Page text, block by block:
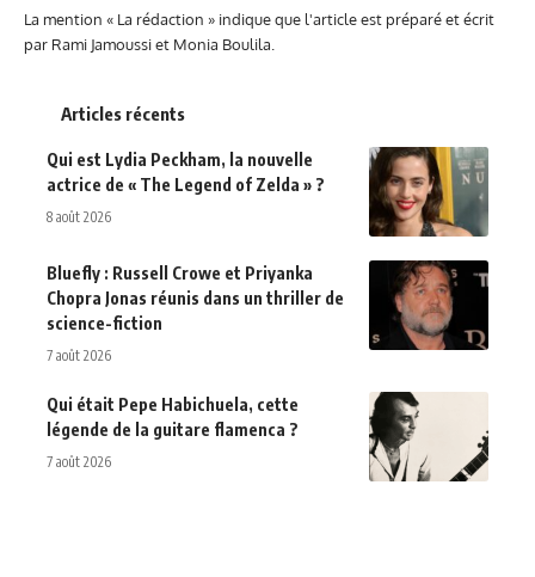
La mention « La rédaction » indique que l'article est préparé et écrit
par Rami Jamoussi et Monia Boulila.
Articles récents
Qui est Lydia Peckham, la nouvelle
actrice de « The Legend of Zelda » ?
8 août 2026
Bluefly : Russell Crowe et Priyanka
Chopra Jonas réunis dans un thriller de
science-fiction
7 août 2026
Qui était Pepe Habichuela, cette
légende de la guitare flamenca ?
7 août 2026